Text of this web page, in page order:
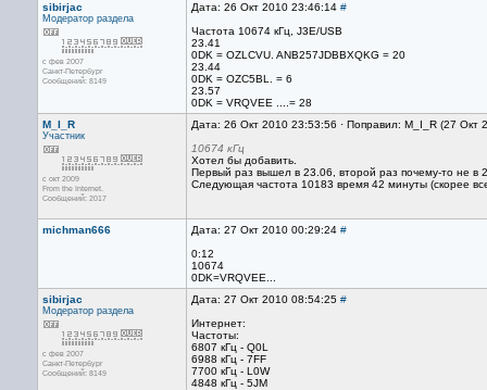
sibirjac
Модератор раздела
с фев 2007
Санкт-Петербург
Сообщений: 8149
Дата: 26 Окт 2010 23:46:14 #
Частота 10674 кГц, J3E/USB
23.41
0DK = OZLCVU. ANB257JDBBXQKG = 20
23.44
0DK = OZC5BL. = 6
23.57
0DK = VRQVEE ....= 28
M_I_R
Участник
с окт 2009
From the Internet.
Сообщений: 2017
Дата: 26 Окт 2010 23:53:56 · Поправил: M_I_R (27 Окт
10674 кГц
Хотел бы добавить.
Первый раз вышел в 23.06, второй раз почему-то не
Следующая частота 10183 время 42 минуты (скорее
michman666 Дата: 27 Окт 2010 00:29:24 #
0:12
10674
0DK=VRQVEE...
sibirjac
Модератор раздела
с фев 2007
Санкт-Петербург
Сообщений: 8149
Дата: 27 Окт 2010 08:54:25 #
Интернет:
Частоты:
6807 кГц - Q0L
6988 кГц - 7FF
7700 кГц - L0W
4848 кГц - 5JM